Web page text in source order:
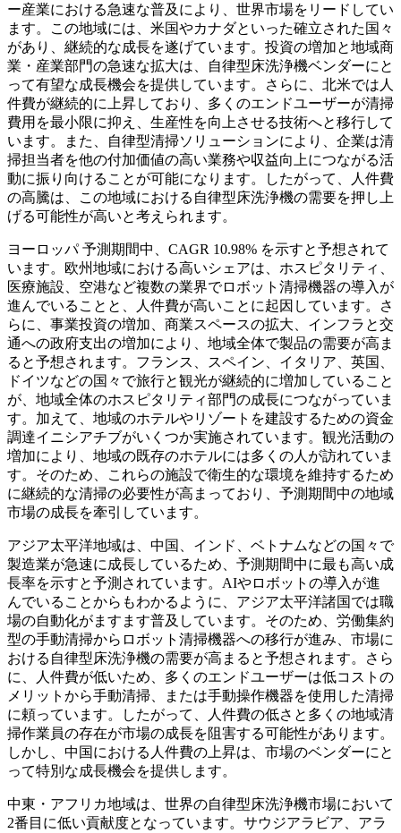
ー産業における急速な普及により、世界市場をリードしてい
ます。この地域には、米国やカナダといった確立された国々
があり、継続的な成長を遂げています。投資の増加と地域商
業・産業部門の急速な拡大は、自律型床洗浄機ベンダーにと
って有望な成長機会を提供しています。さらに、北米では人
件費が継続的に上昇しており、多くのエンドユーザーが清掃
費用を最小限に抑え、生産性を向上させる技術へと移行して
います。また、自律型清掃ソリューションにより、企業は清
掃担当者を他の付加価値の高い業務や収益向上につながる活
動に振り向けることが可能になります。したがって、人件費
の高騰は、この地域における自律型床洗浄機の需要を押し上
げる可能性が高いと考えられます。
ヨーロッパ 予測期間中、CAGR 10.98% を示すと予想されて
います。欧州地域における高いシェアは、ホスピタリティ、
医療施設、空港など複数の業界でロボット清掃機器の導入が
進んでいることと、人件費が高いことに起因しています。さ
らに、事業投資の増加、商業スペースの拡大、インフラと交
通への政府支出の増加により、地域全体で製品の需要が高ま
ると予想されます。フランス、スペイン、イタリア、英国、
ドイツなどの国々で旅行と観光が継続的に増加していること
が、地域全体のホスピタリティ部門の成長につながっていま
す。加えて、地域のホテルやリゾートを建設するための資金
調達イニシアチブがいくつか実施されています。観光活動の
増加により、地域の既存のホテルには多くの人が訪れていま
す。そのため、これらの施設で衛生的な環境を維持するため
に継続的な清掃の必要性が高まっており、予測期間中の地域
市場の成長を牽引しています。
アジア太平洋地域は、中国、インド、ベトナムなどの国々で
製造業が急速に成長しているため、予測期間中に最も高い成
長率を示すと予測されています。AIやロボットの導入が進
んでいることからもわかるように、アジア太平洋諸国では職
場の自動化がますます普及しています。そのため、労働集約
型の手動清掃からロボット清掃機器への移行が進み、市場に
おける自律型床洗浄機の需要が高まると予想されます。さら
に、人件費が低いため、多くのエンドユーザーは低コストの
メリットから手動清掃、または手動操作機器を使用した清掃
に頼っています。したがって、人件費の低さと多くの地域清
掃作業員の存在が市場の成長を阻害する可能性があります。
しかし、中国における人件費の上昇は、市場のベンダーにと
って特別な成長機会を提供します。
中東・アフリカ地域は、世界の自律型床洗浄機市場において
2番目に低い貢献度となっています。サウジアラビア、アラ